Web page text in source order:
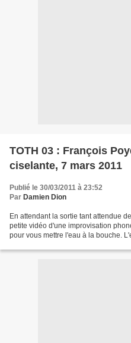
TOTH 03 : François
ciselante, 7 mars 2011
Publié le 30/03/2011 à 23:52
Par Damien Dion
En attendant la sortie tant attendue
petite vidéo d'une improvisation
pour vous mettre l'eau à la bouche.